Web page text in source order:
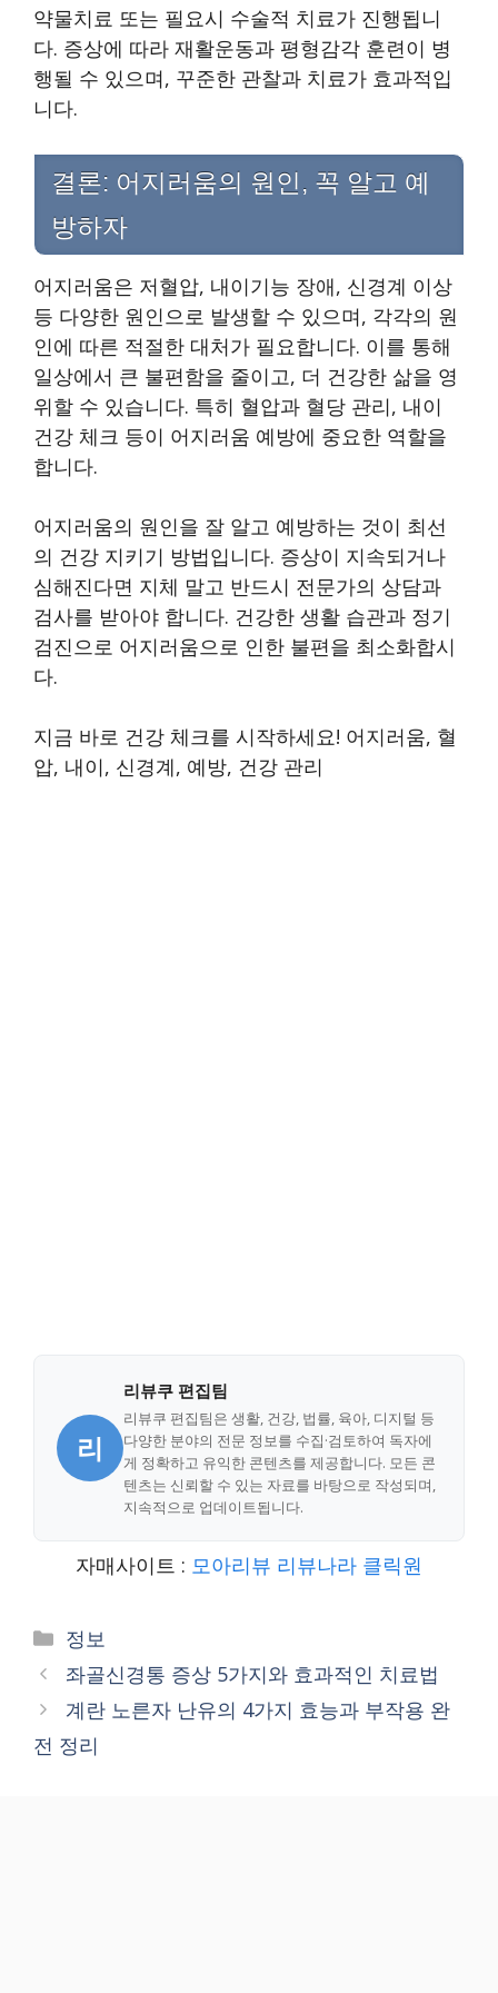
약물치료 또는 필요시 수술적 치료가 진행됩니
다. 증상에 따라 재활운동과 평형감각 훈련이 병
행될 수 있으며, 꾸준한 관찰과 치료가 효과적입
니다.
결론: 어지러움의 원인, 꼭 알고 예
방하자
어지러움은 저혈압, 내이기능 장애, 신경계 이상
등 다양한 원인으로 발생할 수 있으며, 각각의 원
인에 따른 적절한 대처가 필요합니다. 이를 통해
일상에서 큰 불편함을 줄이고, 더 건강한 삶을 영
위할 수 있습니다. 특히 혈압과 혈당 관리, 내이
건강 체크 등이 어지러움 예방에 중요한 역할을
합니다.
어지러움의 원인을 잘 알고 예방하는 것이 최선
의 건강 지키기 방법입니다. 증상이 지속되거나
심해진다면 지체 말고 반드시 전문가의 상담과
검사를 받아야 합니다. 건강한 생활 습관과 정기
검진으로 어지러움으로 인한 불편을 최소화합시
다.
지금 바로 건강 체크를 시작하세요! 어지러움, 혈
압, 내이, 신경계, 예방, 건강 관리
리
리뷰쿠 편집팀
리뷰쿠 편집팀은 생활, 건강, 법률, 육아, 디지털 등
다양한 분야의 전문 정보를 수집·검토하여 독자에
게 정확하고 유익한 콘텐츠를 제공합니다. 모든 콘
텐츠는 신뢰할 수 있는 자료를 바탕으로 작성되며,
지속적으로 업데이트됩니다.
자매사이트 : 모아리뷰 리뷰나라 클릭원
Categories
정보
좌골신경통 증상 5가지와 효과적인 치료법
계란 노른자 난유의 4가지 효능과 부작용 완
전 정리